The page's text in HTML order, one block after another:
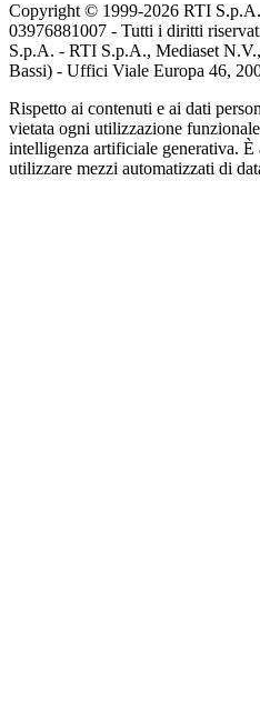
Copyright © 1999-2026 RTI
03976881007 - Tutti i diritti
S.p.A. - RTI S.p.A., Mediaset
Bassi) - Uffici Viale Europa 46,
Rispetto ai contenuti e ai dati
vietata ogni utilizzazione
intelligenza artificiale generativa. È
utilizzare mezzi automatizzati di